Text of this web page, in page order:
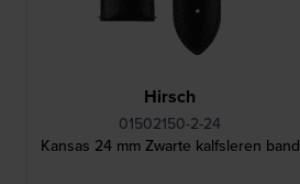
Hirsch
01502150-2-24
Kansas 24 mm Zwarte kalfsleren band